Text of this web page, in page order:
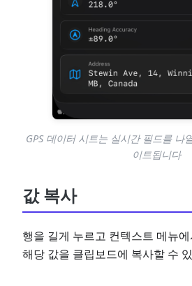
GPS 데이터 시트는 실시간 필드를 나
이트됩니다
값 복사
행을 길게 누르고 컨텍스트 메뉴에
해당 값을 클립보드에 복사할 수